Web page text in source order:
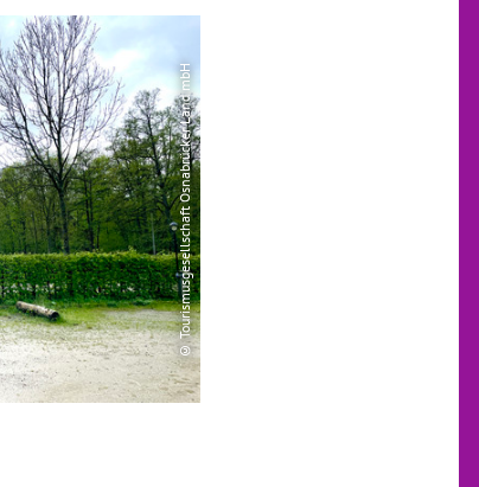
© Tourismusgesellschaft Osnabrücker Land mbH